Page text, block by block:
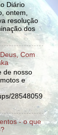
Diário
ontem,
resolução
dos
Com
de nosso
e
28548059
- o que